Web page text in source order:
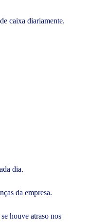
caixa diariamente.
dia.
da empresa.
houve atraso nos